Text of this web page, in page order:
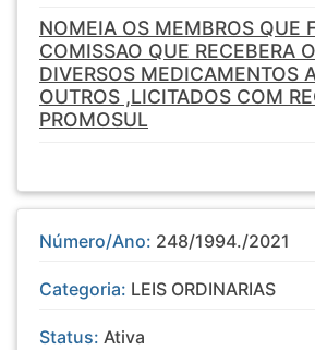
NOMEIA OS MEMBROS QUE
COMISSAO QUE RECEBERA
DIVERSOS MEDICAMENTOS
OUTROS ,LICITADOS COM
PROMOSUL
Número/Ano: 248/1994./2021
Categoria: LEIS ORDINARIAS
Status: Ativa